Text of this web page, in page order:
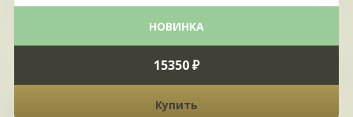
НОВИНКА
15350 ₽
Купить